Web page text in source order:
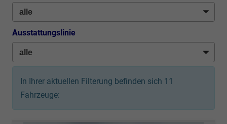
Ausstattungslinie
In Ihrer aktuellen Filterung befinden sich 11
Fahrzeuge: